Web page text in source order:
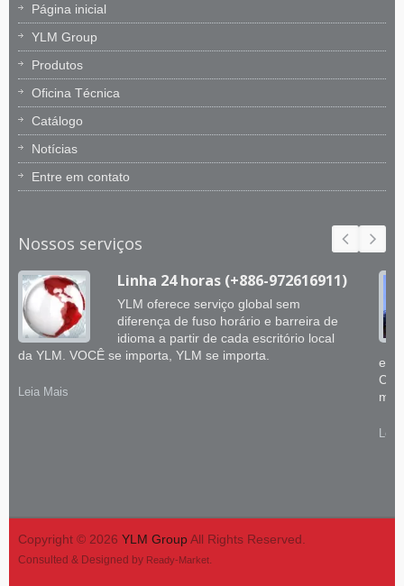
Página inicial
YLM Group
Produtos
Oficina Técnica
Catálogo
Notícias
Entre em contato
Nossos serviços
Linha 24 horas (+886-972616911)
YLM oferece serviço global sem
diferença de fuso horário e barreira de
idioma a partir de cada escritório local
da YLM. VOCÊ se importa, YLM se importa.
Leia Mais
Leia
Copyright © 2026 YLM Group All Rights Reserved.
Consulted & Designed by Ready-Market